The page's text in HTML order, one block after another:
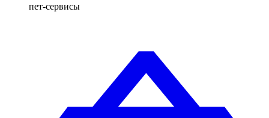
пет-сервисы